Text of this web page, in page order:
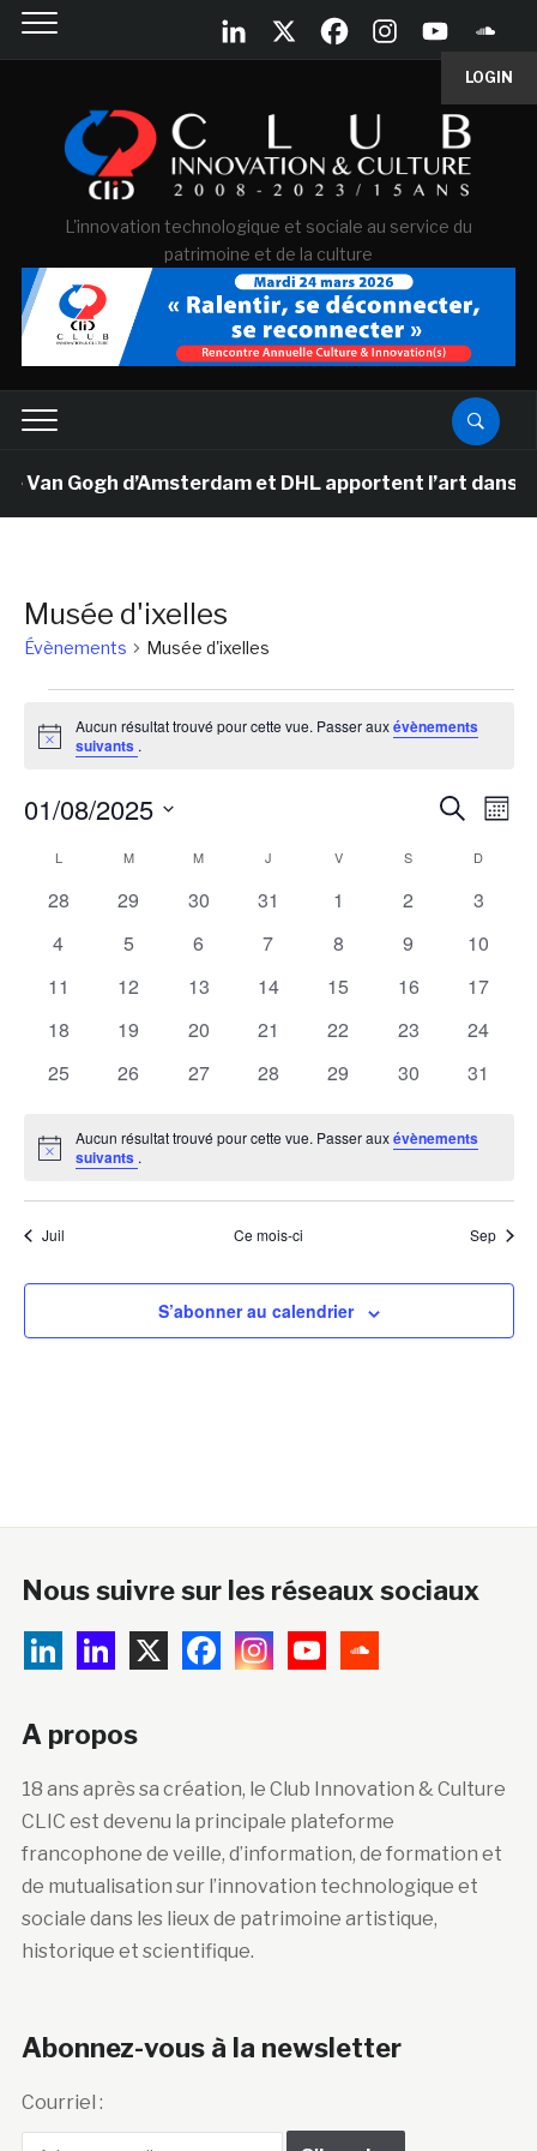
LOGIN
L'innovation technologique et sociale au service du
patrimoine et de la culture
Van Gogh d’Amsterdam et DHL apportent l’art dans
Musée d'ixelles
Évènements Musée d'ixelles
Notice
Aucun résultat trouvé pour cette vue. Passer auxévènements
suivants .
de
Mois
01/08/2025
date.
Calendrier
de
Évènements
LLUNDI MMARDI M MERCREDI
J VVENDREDIS D
0
28
0
29
0
30
0
31
0
1
0
2
0
3
0
4
0
5
0
6
0
7
0
8
0
9
0
10
0
11
0
12
0
13
0
14
0
15
0
16
0
17
0
18
0
19
0
20
0
21
0
22
0
23
0
24
0
25
0
26
0
27
0
28
0
29
0
30
0
31
Notice
Aucun résultat trouvé pour cette vue. Passer auxévènements
suivants .
Juil Ce mois-ci Sep
S’abonner au calendrier
Nous suivre sur les réseaux sociaux
A propos
18 ans après sa création, le Club Innovation & Culture
CLIC est devenu la principale plateforme
francophone de veille, d’information, de formation et
de mutualisation sur l’innovation technologique et
sociale dans les lieux de patrimoine artistique,
historique et scientifique.
Abonnez-vous à la newsletter
Courriel :